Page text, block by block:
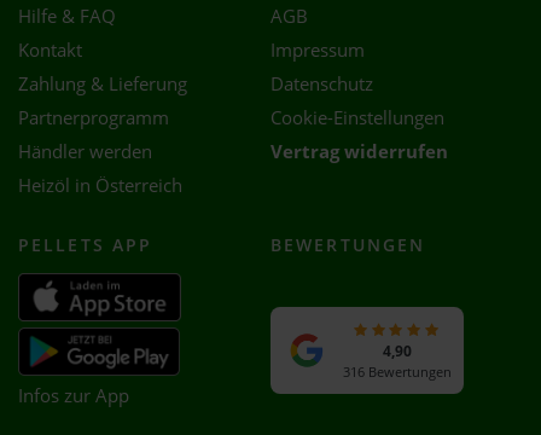
Hilfe & FAQ
Kontakt
Zahlung & Lieferung
Partnerprogramm
Händler werden
Heizöl in Österreich
AGB
Impressum
Datenschutz
Cookie-Einstellungen
Vertrag widerrufen
PELLETS APP
Infos zur App
BEWERTUNGEN
4,90
316 Bewertungen